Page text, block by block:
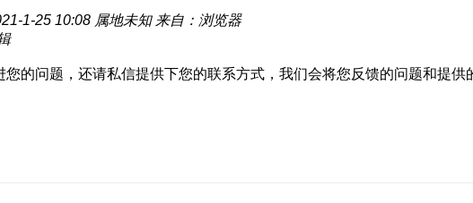
1-25 10:08 属地未知 来自：浏览器
的问题，还请私信提供下您的联系方式，我们会将您反馈的问题和提